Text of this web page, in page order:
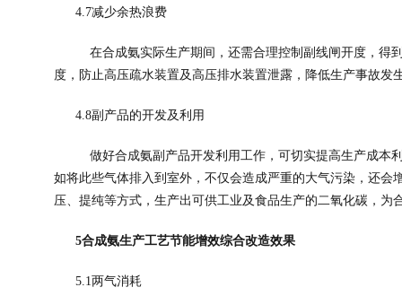
4.7减少余热浪费
在合成氨实际生产期间，还需合理控制副线闸开度，得
度，防止高压疏水装置及高压排水装置泄露，降低生产事故发
4.8副产品的开发及利用
做好合成氨副产品开发利用工作，可切实提高生产成本
如将此些气体排入到室外，不仅会造成严重的大气污染，还
压、提纯等方式，生产出可供工业及食品生产的二氧化碳，为
5合成氨生产工艺节能增效综合改造效果
5.1两气消耗